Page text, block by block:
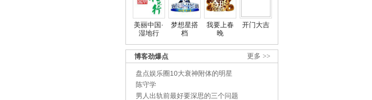
美丽中国·
湿地行
梦想星搭
档
我要上春
晚
开门大吉
更多 >>
博客劲爆点
盘点娱乐圈10大衰神附体的明星
陈守学
男人出轨前最好要深思的三个问题